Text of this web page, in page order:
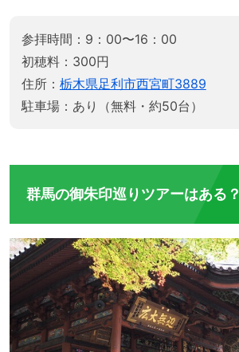
参拝時間：9：00〜16：00
初穂料：300円
住所： 栃木県足利市西宮町3889
駐車場：あり（無料・約50台）
群馬の御朱印巡りツアーはある？